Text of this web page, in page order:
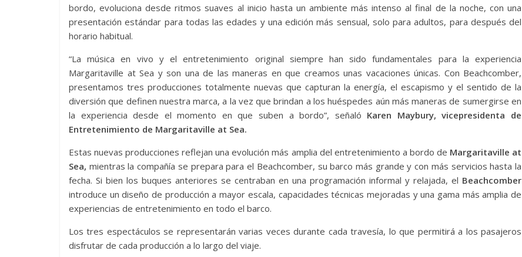
bordo, evoluciona desde ritmos suaves al inicio hasta un ambiente más intenso al final de la noche, con una
presentación estándar para todas las edades y una edición más sensual, solo para adultos, para después del
horario habitual.
“La música en vivo y el entretenimiento original siempre han sido fundamentales para la experiencia
Margaritaville at Sea y son una de las maneras en que creamos unas vacaciones únicas. Con Beachcomber,
presentamos tres producciones totalmente nuevas que capturan la energía, el escapismo y el sentido de la
diversión que definen nuestra marca, a la vez que brindan a los huéspedes aún más maneras de sumergirse en
la experiencia desde el momento en que suben a bordo”, señaló Karen Maybury, vicepresidenta de
Entretenimiento de Margaritaville at Sea.
Estas nuevas producciones reflejan una evolución más amplia del entretenimiento a bordo de Margaritaville at
Sea, mientras la compañía se prepara para el Beachcomber, su barco más grande y con más servicios hasta la
fecha. Si bien los buques anteriores se centraban en una programación informal y relajada, el Beachcomber
introduce un diseño de producción a mayor escala, capacidades técnicas mejoradas y una gama más amplia de
experiencias de entretenimiento en todo el barco.
Los tres espectáculos se representarán varias veces durante cada travesía, lo que permitirá a los pasajeros
disfrutar de cada producción a lo largo del viaje.